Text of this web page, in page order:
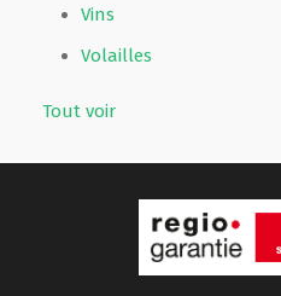
Vins
Volailles
Tout voir